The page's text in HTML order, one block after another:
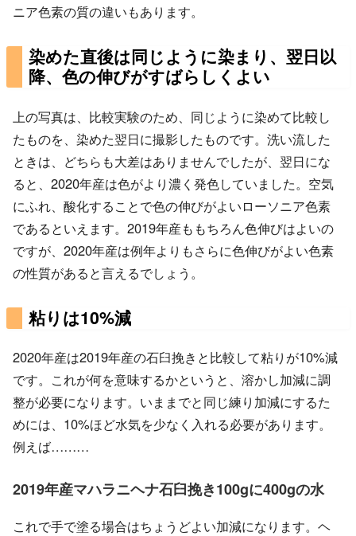
ニア色素の質の違いもあります。
染めた直後は同じように染まり、翌日以
降、色の伸びがすばらしくよい
上の写真は、比較実験のため、同じように染めて比較し
たものを、染めた翌日に撮影したものです。洗い流した
ときは、どちらも大差はありませんでしたが、翌日にな
ると、2020年産は色がより濃く発色していました。空気
にふれ、酸化することで色の伸びがよいローソニア色素
であるといえます。2019年産ももちろん色伸びはよいの
ですが、2020年産は例年よりもさらに色伸びがよい色素
の性質があると言えるでしょう。
粘りは10%減
2020年産は2019年産の石臼挽きと比較して粘りが10%減
です。これが何を意味するかというと、溶かし加減に調
整が必要になります。いままでと同じ練り加減にするた
めには、10%ほど水気を少なく入れる必要があります。
例えば………
2019年産マハラニヘナ石臼挽き100gに400gの水
これで手で塗る場合はちょうどよい加減になります。ヘ